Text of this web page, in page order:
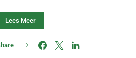
Lees Meer